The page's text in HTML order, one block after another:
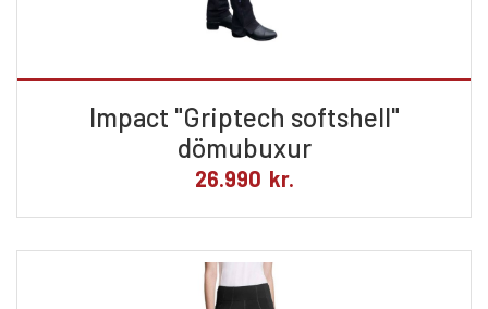
Impact "Griptech softshell"
dömubuxur
26.990 kr.